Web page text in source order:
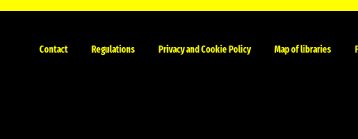
Contact Regulations Privacy and Cookie Policy Map of libraries